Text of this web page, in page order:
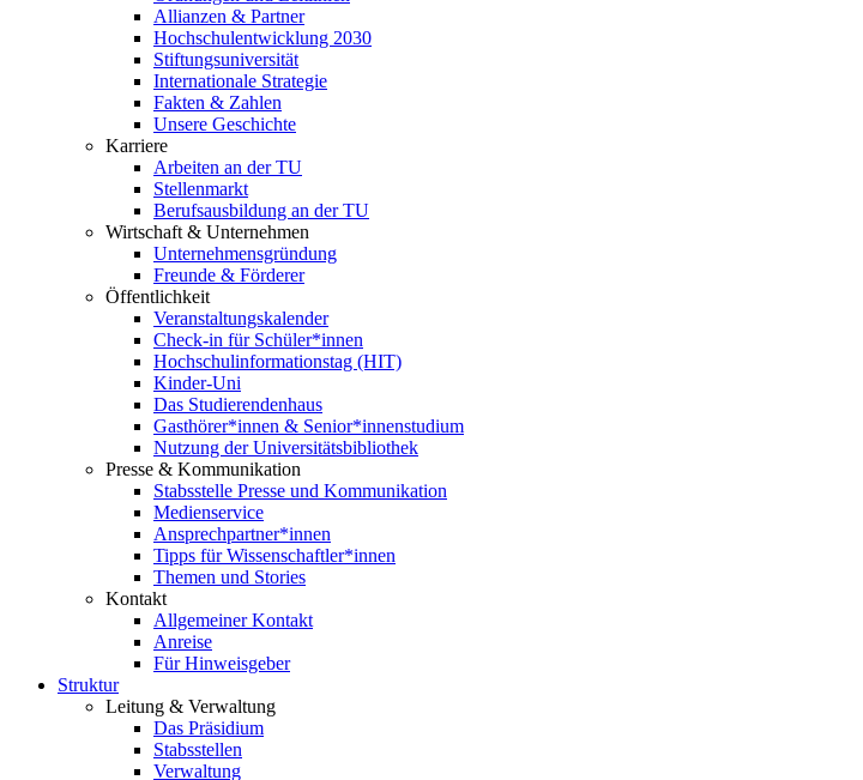
Allianzen & Partner
Hochschulentwicklung 2030
Stiftungsuniversität
Internationale Strategie
Fakten & Zahlen
Unsere Geschichte
Karriere
Arbeiten an der TU
Stellenmarkt
Berufsausbildung an der TU
Wirtschaft & Unternehmen
Unternehmensgründung
Freunde & Förderer
Öffentlichkeit
Veranstaltungskalender
Check-in für Schüler*innen
Hochschulinformationstag (HIT)
Kinder-Uni
Das Studierendenhaus
Gasthörer*innen & Senior*innenstudium
Nutzung der Universitätsbibliothek
Presse & Kommunikation
Stabsstelle Presse und Kommunikation
Medienservice
Ansprechpartner*innen
Tipps für Wissenschaftler*innen
Themen und Stories
Kontakt
Allgemeiner Kontakt
Anreise
Für Hinweisgeber
Struktur
Leitung & Verwaltung
Das Präsidium
Stabsstellen
Verwaltung